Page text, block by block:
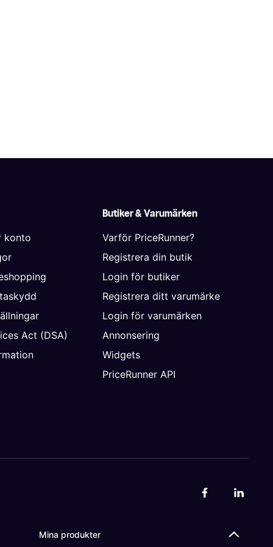
Mina produkter
konto
Act (DSA)
Butiker & Varumärken
Varför PriceRunner?
Registrera din butik
Login för butiker
Registrera ditt varumärke
Login för varumärken
Annonsering
Widgets
PriceRunner API